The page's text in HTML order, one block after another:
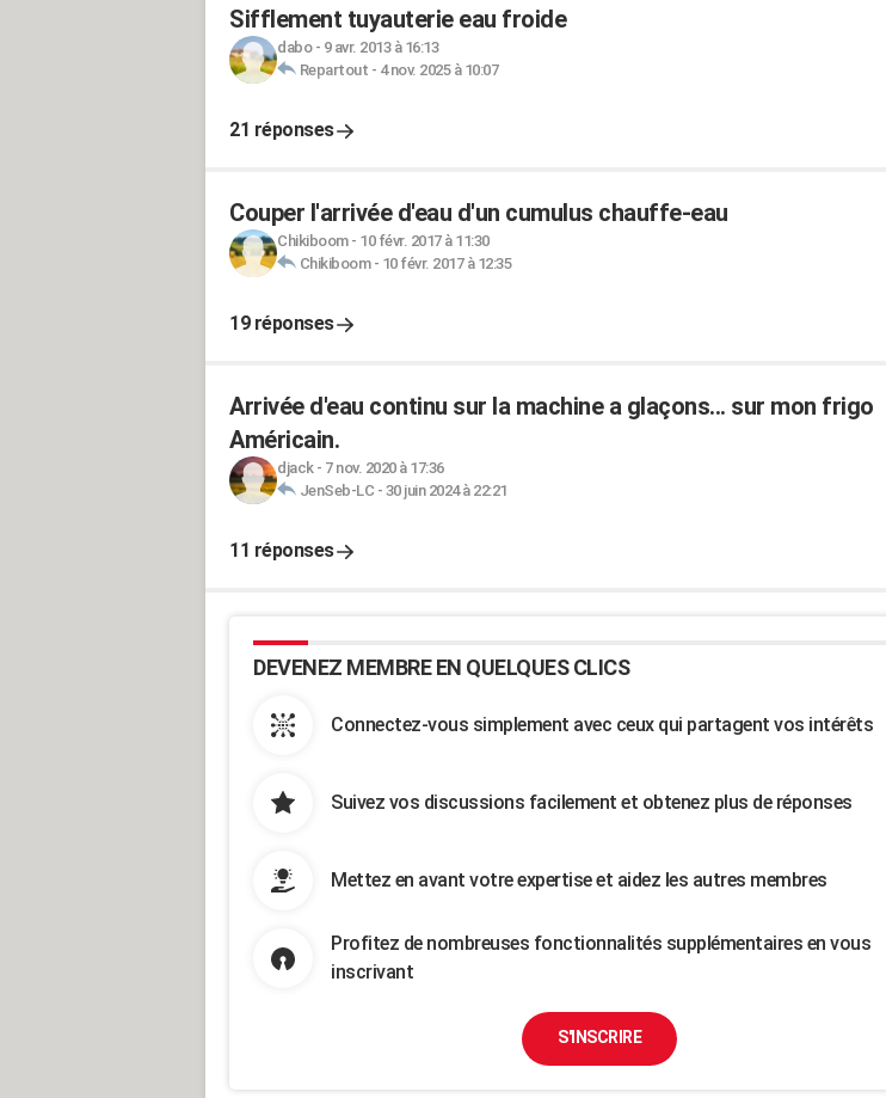
Sifflement tuyauterie eau froide
dabo- 9 avr. 2013 à 16:13
Repartout - 4 nov. 2025 à 10:07
21 réponses
Couper l'arrivée d'eau d'un cumulus chauffe-eau
Chikiboom- 10 févr. 2017 à 11:30
Chikiboom- 10 févr. 2017 à 12:35
19 réponses
Arrivée d'eau continu sur la machine a glaçons... sur mon frigo
Américain.
djack- 7 nov. 2020 à 17:36
JenSeb-LC - 30 juin 2024 à 22:21
11 réponses
DEVENEZ MEMBRE EN QUELQUES CLICS
Connectez-vous simplement avec ceux qui partagent vos intérêts
Suivez vos discussions facilement et obtenez plus de réponses
Mettez en avant votre expertise et aidez les autres membres
Profitez de nombreuses fonctionnalités supplémentaires en vous
inscrivant
S'INSCRIRE